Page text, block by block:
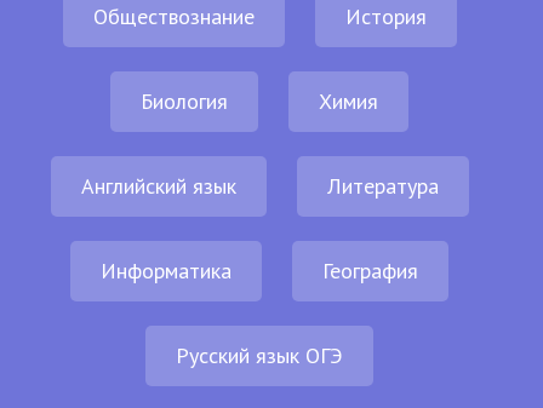
Обществознание История
Биология Химия
Английский язык Литература
Информатика География
Русский язык ОГЭ